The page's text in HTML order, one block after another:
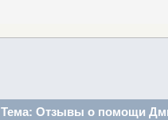
Тема: Отзывы о помощи